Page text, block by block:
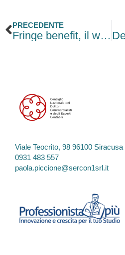
Precedente
PRECEDENTE
Fringe benefit, il welfare diventa una seconda busta paga
Viale Teocrito, 98 96100 Siracusa
0931 483 557
paola.piccione@sercon1srl.it